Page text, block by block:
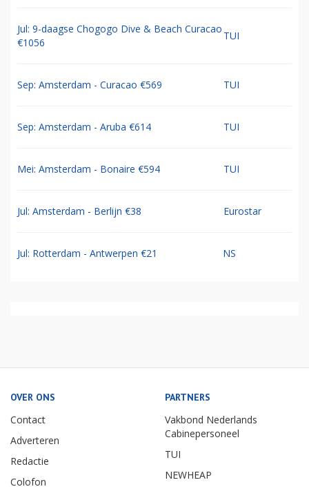
Jul: 9-daagse Chogogo Dive & Beach Curacao
€1056
TUI
Sep: Amsterdam - Curacao €569 TUI
Sep: Amsterdam - Aruba €614 TUI
Mei: Amsterdam - Bonaire €594 TUI
Jul: Amsterdam - Berlijn €38 Eurostar
Jul: Rotterdam - Antwerpen €21 NS
OVER ONS
Contact
Adverteren
Redactie
Colofon
PARTNERS
Vakbond Nederlands
Cabinepersoneel
TUI
NEWHEAP